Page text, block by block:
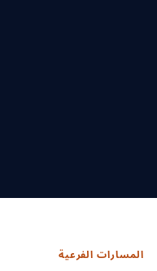
المسارات الفرعية